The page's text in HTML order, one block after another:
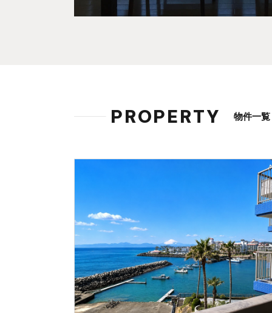
PROPERTY 物件一覧